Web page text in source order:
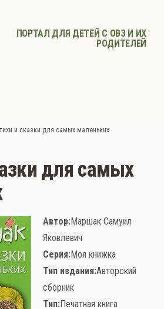
ПОРТАЛ ДЛЯ ДЕТЕЙ С ОВЗ И ИХ
РОДИТЕЛЕЙ
и сказки для самых маленьких
для самых
Автор:Маршак Самуил
Яковлевич
Серия:Моя книжка
Тип издания:Авторский
сборник
Тип:Печатная книга